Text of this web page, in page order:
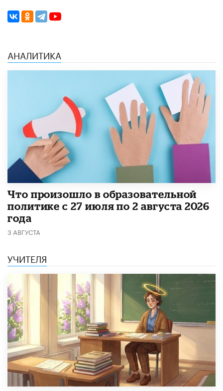
АНАЛИТИКА
​Что произошло в образовательной
политике с 27 июля по 2 августа 2026
года
3 АВГУСТА
УЧИТЕЛЯ